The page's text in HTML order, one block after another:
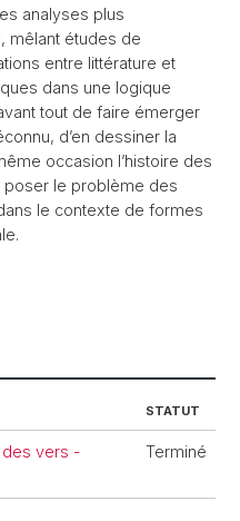
analyses plus
, mêlant études de
entre littérature et
dans une logique
tout de faire émerger
d’en dessiner la
occasion l’histoire des
le problème des
le contexte de formes
STATUT
des vers -
Terminé